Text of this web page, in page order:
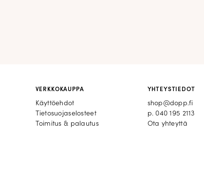
VERKKOKAUPPA
Käyttöehdot
Tietosuojaselosteet
Toimitus & palautus
YHTEYSTIEDOT
shop@dopp.fi
p.040 195 2113
Ota yhteyttä